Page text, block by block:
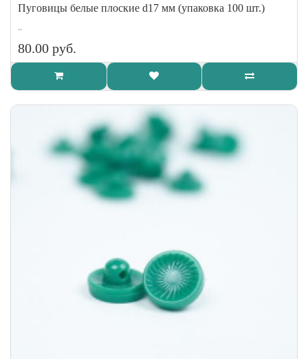
Пуговицы белые плоские d17 мм (упаковка 100 шт.)
..
80.00 руб.